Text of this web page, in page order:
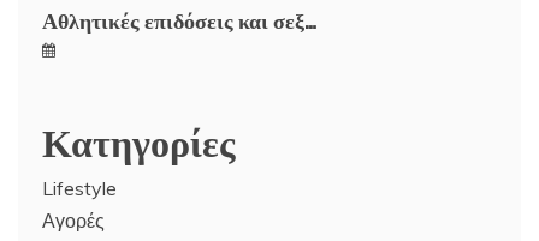
Αθλητικές επιδόσεις και σεξ…
Κατηγορίες
Lifestyle
Αγορές